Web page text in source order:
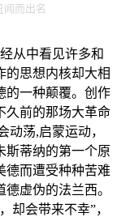
闻而出名
从中看见许多和
的思想内核却大相
的一种颠覆。创作
久前的那场大革命
动荡,启蒙运动，
斯蒂纳的第一个原
德而遭受种种苦难
虚伪的法兰西。
却会带来不幸”，